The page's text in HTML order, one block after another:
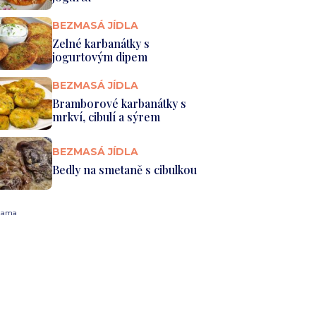
BEZMASÁ JÍDLA
Zelné karbanátky s
jogurtovým dipem
BEZMASÁ JÍDLA
Bramborové karbanátky s
mrkví, cibulí a sýrem
BEZMASÁ JÍDLA
Bedly na smetaně s cibulkou